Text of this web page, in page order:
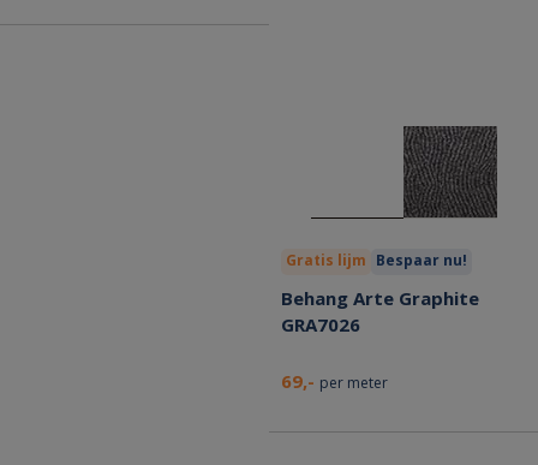
Gratis lijm Bespaar nu!
Behang Arte Graphite
GRA7026
69,- per meter